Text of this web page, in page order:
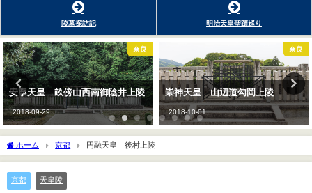
陵墓探訪記 明治天皇聖蹟巡り
奈良
崇神天皇 山辺道勾岡上陵
2018-10-01
奈良
神武天皇 畝傍山東北陵
2018-09-29
ホーム 京都 円融天皇 後村上陵
京都 天皇陵